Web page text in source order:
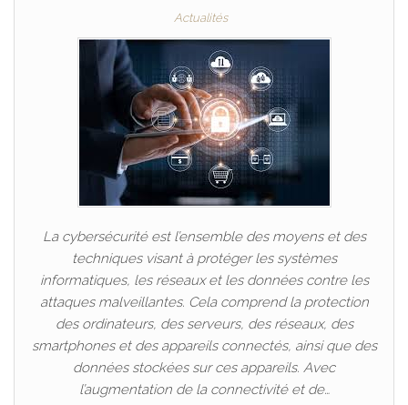
Actualités
La cybersécurité est l’ensemble des moyens et des
techniques visant à protéger les systèmes
informatiques, les réseaux et les données contre les
attaques malveillantes. Cela comprend la protection
des ordinateurs, des serveurs, des réseaux, des
smartphones et des appareils connectés, ainsi que des
données stockées sur ces appareils. Avec
l’augmentation de la connectivité et de…